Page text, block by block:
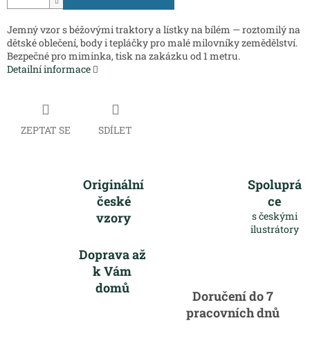
Jemný vzor s béžovými traktory a lístky na bílém — roztomilý na
dětské oblečení, body i tepláčky pro malé milovníky zemědělství.
Bezpečné pro miminka, tisk na zakázku od 1 metru.
Detailní informace
ZEPTAT SE SDÍLET
Originální
české
vzory
Spoluprá
ce
s českými
ilustrátory
Doprava až
k Vám
domů
Doručení do 7
pracovních dnů